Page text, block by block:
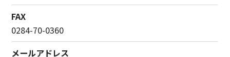
FAX
0284-70-0360
メールアドレス